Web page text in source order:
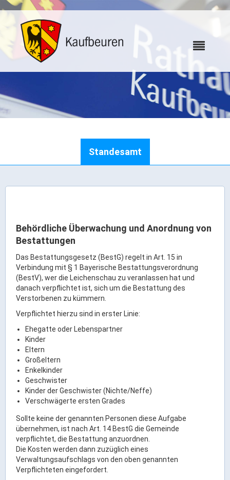
Rathaus Digital
Öffnungszeiten / Terminvereinbarung
Kontakt
Wetter & Unwetter
Internet Portale
Kaufbeuren Maps
Oberbürgermeister
Bürgermeister / Bürgermeisterin
Stadtrat & Sitzungen
Beauftragte des Stadtrats
Abteilungen & Sachgebiete
Ortsrecht & Bekanntmachungen
Standesamt
Behördliche Überwachung und Anordnung von
Bestattungen
Das Bestattungsgesetz (BestG) regelt in Art. 15 in
Verbindung mit § 1 Bayerische Bestattungsverordnung
(BestV), wer die Leichenschau zu veranlassen hat und
danach verpflichtet ist, sich um die Bestattung des
Verstorbenen zu kümmern.
Verpflichtet hierzu sind in erster Linie:
Ehegatte oder Lebenspartner
Kinder
Eltern
Großeltern
Enkelkinder
Geschwister
Kinder der Geschwister (Nichte/Neffe)
Verschwägerte ersten Grades
Sollte keine der genannten Personen diese Aufgabe
übernehmen, ist nach Art. 14 BestG die Gemeinde
verpflichtet, die Bestattung anzuordnen.
Die Kosten werden dann zuzüglich eines
Verwaltungsaufschlags von den oben genannten
Verpflichteten eingefordert.